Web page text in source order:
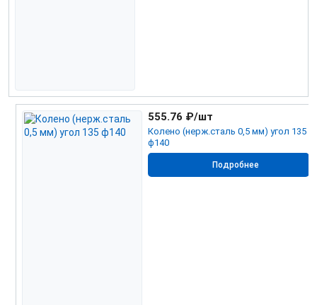
Колено (нерж.сталь 0,5 мм) угол 135
ф140
555.76 ₽/шт
Подробнее